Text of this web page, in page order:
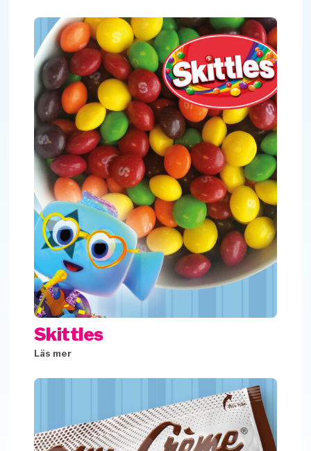
Skittles
Läs mer